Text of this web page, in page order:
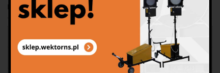
Produkty
Lampy bateryjne